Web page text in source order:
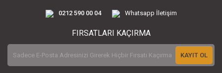
0212 590 00 04 Whatsapp İletişim
FIRSATLARI KAÇIRMA
KAYIT OL